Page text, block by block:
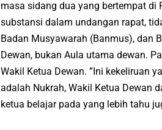
masa sidang dua yang bertempat di
substansi dalam undangan rapat,
Badan Musyawarah (Banmus), dan
Dewan, bukan Aula utama dewan.
Wakil Ketua Dewan. ”Ini kekeliruan
adalah Nukrah, Wakil Ketua Dewan
ketua belajar pada yang lebih tahu